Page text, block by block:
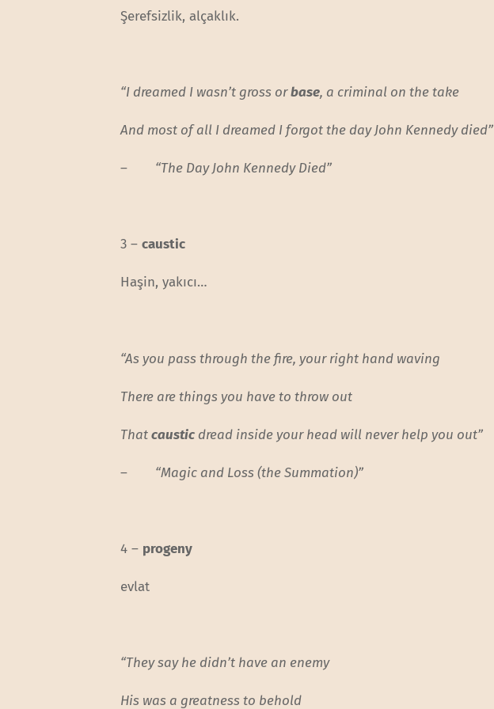
Şerefsizlik, alçaklık.
“I dreamed I wasn’t gross orbase, a criminal on the take
And most of all I dreamed I forgot the day John Kennedy died”
– “The Day John Kennedy Died”
3 –caustic
Haşin, yakıcı…
“As you pass through the fire, your right hand waving
There are things you have to throw out
Thatcaustic dread inside your head will never help you out”
– “Magic and Loss (the Summation)”
4 – progeny
evlat
“They say he didn’t have an enemy
His was a greatness to behold